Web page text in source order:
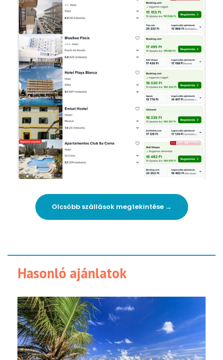
Olcsóbb szállások megtekintése →
Hasonló ajánlatok